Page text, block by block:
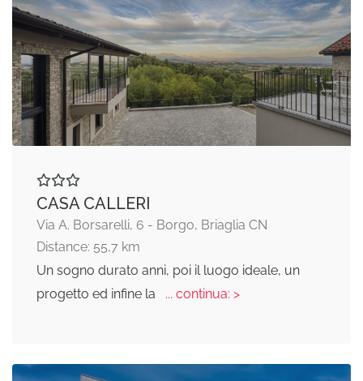
CASA CALLERI
Via A. Borsarelli, 6 - Borgo, Briaglia CN
Distance: 55,7 km
Un sogno durato anni, poi il luogo ideale, un
progetto ed infine la
... continua: >